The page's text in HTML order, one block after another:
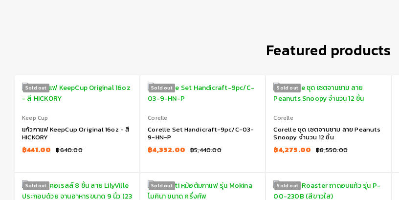
Featured products
Sold out
Keep Cup
แก้วกาแฟ KeepCup Original 16oz - สี
HICKORY
฿640.00
฿441.00
Sold out
Corelle
Corelle Set Handicraft-9pc/C-03-
9-HN-P
฿5,440.00
฿4,352.00
Sold out
Corelle
Corelle ชุด เซตจานชาม ลาย Peanuts
Snoopy จำนวน 12 ชิ้น
฿8,550.00
฿4,275.00
Sold out Sold out Sold out